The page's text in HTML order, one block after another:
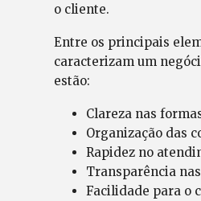
o cliente.
Entre os principais
caracterizam um
estão:
Clareza nas
Organização das
Rapidez no
Transparência
Facilidade para o